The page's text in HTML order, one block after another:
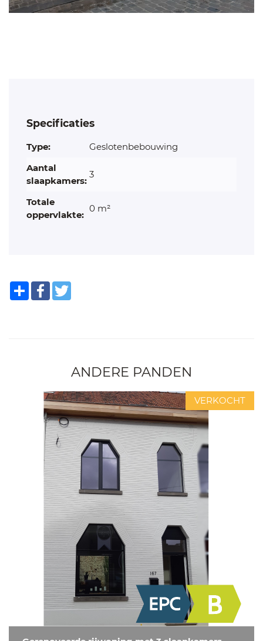
Specificaties
Type:
Geslotenbebouwing
Aantal
slaapkamers:
3
Totale
oppervlakte:
0 m²
ShareFacebook
ANDERE PANDEN
VERKOCHT